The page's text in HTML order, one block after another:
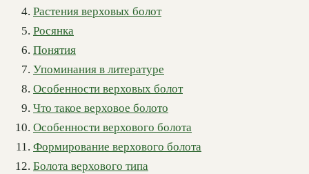
Растения верховых болот
Росянка
Понятия
Упоминания в литературе
Особенности верховых болот
Что такое верховое болото
Особенности верхового болота
Формирование верхового болота
Болота верхового типа